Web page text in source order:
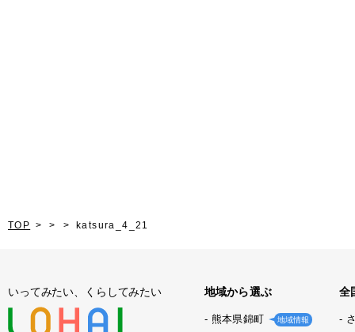
TOP katsura_4_21
いってみたい、くらしてみたい 地域から選ぶ
熊本県錦町 地域情報
全